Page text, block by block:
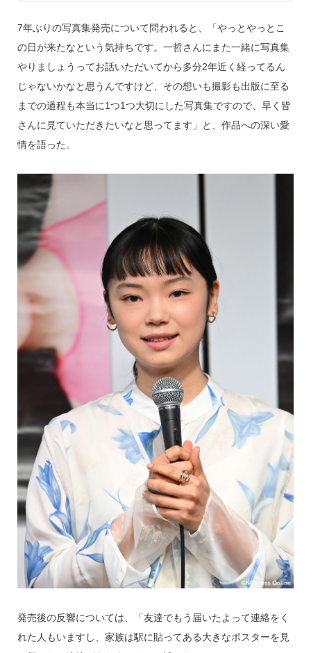
7年ぶりの写真集発売について問われると、「やっとやっとこ
の日が来たなという気持ちです。一哲さんにまた一緒に写真集
やりましょうってお話いただいてから多分2年近く経ってるん
じゃないかなと思うんですけど、その想いも撮影も出版に至る
までの過程も本当に1つ1つ大切にした写真集ですので、早く皆
さんに見ていただきたいなと思ってます」と、作品への深い愛
情を語った。
発売後の反響については、「友達でもう届いたよって連絡をく
れた人もいますし、家族は駅に貼ってある大きなポスターを見